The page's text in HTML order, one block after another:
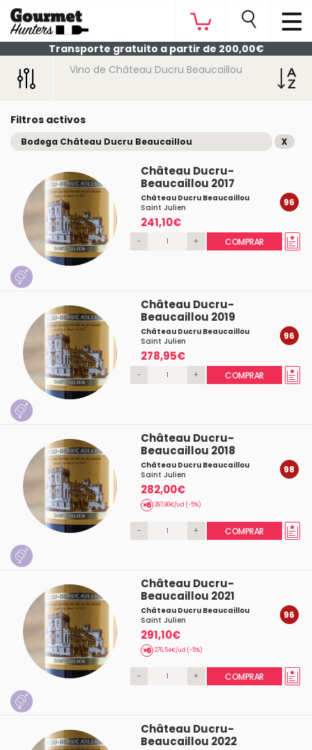
Transporte gratuito a partir de 200,00€
Vino de Château Ducru Beaucaillou
Filtros activos
Bodega Château Ducru Beaucaillou X
Château Ducru-
Beaucaillou 2017
Château Ducru Beaucaillou
Saint Julien
241,10€
96
- + COMPRAR
Château Ducru-
Beaucaillou 2019
Château Ducru Beaucaillou
Saint Julien
278,95€
96
- + COMPRAR
Château Ducru-
Beaucaillou 2018
Château Ducru Beaucaillou
Saint Julien
282,00€
267,90€/ud (-5%)
98
- + COMPRAR
Château Ducru-
Beaucaillou 2021
Château Ducru Beaucaillou
Saint Julien
291,10€
276,54€/ud (-5%)
96
- + COMPRAR
Château Ducru-
Beaucaillou 2022